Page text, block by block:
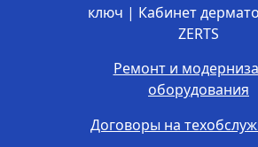
Ремонт и
оборудования
Договоры на